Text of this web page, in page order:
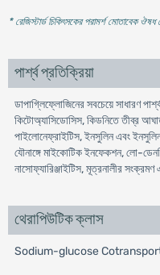
* রেজিস্টার্ড চিকিৎসকের পরামর্শ মোতাবেক
পার্শ্ব প্রতিক্রিয়া
ডাপাগ্লিফ্লোজিনের সবচেয়ে সাধারণ
কিটোঅ্যাসিডোসিস, কিডনিতে তীব্র
পাইলোনেফ্রাইটিস, ইনসুলিন এবং
যৌনাঙ্গে মাইকোটিক ইনফেকশন, লো-
নাসোফ্যারিঞ্জাইটিস, মূত্রনালীর সংক্রমণ
থেরাপিউটিক ক্লাস
Sodium-glucose